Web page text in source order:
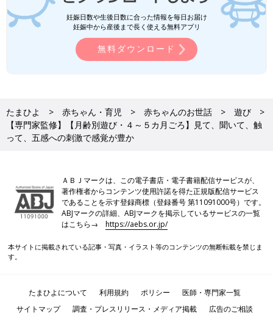
妊娠日数や生後日数に合った情報を毎日お届け
妊娠中から産後まで長く使える無料アプリ
無料ダウンロード
たまひよ 赤ちゃん・育児 赤ちゃんのお世話
遊び
【専門家監修】【月齢別遊び・４～５カ月ごろ】見て、聞いて、触
って、五感への刺激で感覚が豊か
ＡＢＪマークは、この電子書店・電子書籍配信サービスが、
著作権者からコンテンツ使用許諾を得た正規版配信サービス
であることを示す登録商標（登録番号 第11091000号）です。
ABJマークの詳細、ABJマークを掲示しているサービスの一覧
はこちら→https://aebs.or.jp/
本サイトに掲載されている記事・写真・イラスト等のコンテンツの無断転載を禁じま
す。
たまひよについて 利用規約 ポリシー
医師・専門家一覧
サイトマップ
調査・プレスリリース・メディア掲載
広告のご相談